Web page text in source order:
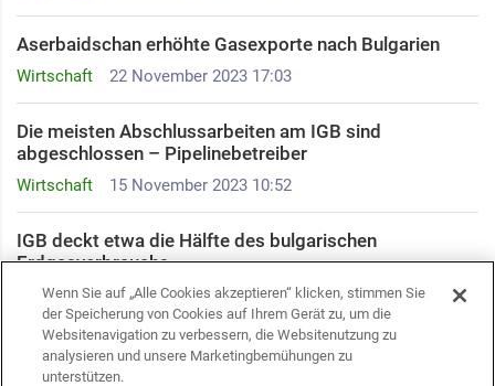
Wirtschaft 22 November 2023 17:03
Aserbaidschan erhöhte Gasexporte nach Bulgarien
Wirtschaft 15 November 2023 10:52
Die meisten Abschlussarbeiten am IGB sind
abgeschlossen – Pipelinebetreiber
Wirtschaft 26 Oktober 2023 15:28
IGB deckt etwa die Hälfte des bulgarischen
Erdgasverbrauchs
Das bulgarische Parlament unterstützte die Gewährung
des EU-Kandidatenstatus für Georgien
Wenn Sie auf „Alle Cookies akzeptieren“ klicken, stimmen Sie
der Speicherung von Cookies auf Ihrem Gerät zu, um die
Websitenavigation zu verbessern, die Websitenutzung zu
analysieren und unsere Marketingbemühungen zu
unterstützen.